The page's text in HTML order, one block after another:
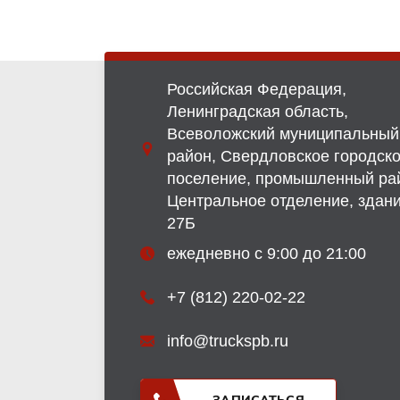
Российская Федерация,
Ленинградская область,
Всеволожский муниципальный
район, Свердловское
поселение, промышленный
Центральное отделение,
27Б
ежедневно с 9:00 до 21:00
+7 (812) 220-02-22
info@truckspb.ru